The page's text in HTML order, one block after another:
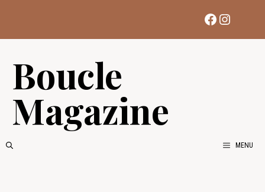
contenu
Facebook
Boucle
Magazine
MENU